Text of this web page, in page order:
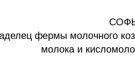
фермы молочного
молока и